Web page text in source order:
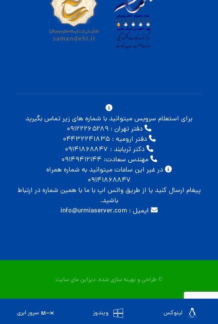
برای استعلام سرویس میتوانید با شماره های زیر تماس بگیرید
دفتر تهران : ۰۹۱۲۲۲۶۵۲۸۹
دفتر ارومیه : ۰۴۴۳۲۲۴۱۸۳۵
دکتر ثریابند : ۰۹۱۴۱۸۶۸۸۴۷
مهندس سعادت: ۰۹۱۴۹۴۱۲۱۴۴
در غیر این ساعات میتوانید به شماره همراه
۰۹۱۴۱۸۶۸۸۴۷
پیغام ارسال کنید یا از طریق واتس اپ با ما با همین شماره در ارتباط
باشید.
ایمیل : info@urmiaserver.com
© طراحی و بهینه سازی شده. دیزاین مای سایت
لینوکس ویندوز سرور ابری